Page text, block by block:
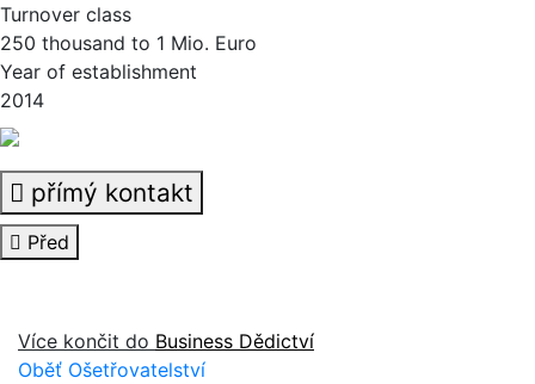
Turnover class
250 thousand to 1 Mio. Euro
Year of establishment
2014
přímý kontakt
Před
Více končit do Business Dědictví
Oběť Ošetřovatelství